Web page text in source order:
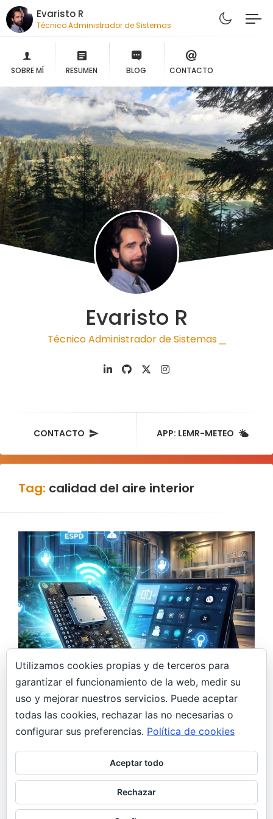
Evaristo R
Técnico Administrador de Sistemas
SOBRE MÍ RESUMEN BLOG CONTACTO
Evaristo R
Técnico Administrador de Sistemas |
CONTACTO APP: LEMR-METEO
Tag: calidad del aire interior
7 abril, 2026
Monitor de CO₂ DIY con ESP32 y Home
Assistant: controla la calidad del aire en
casa
De regalo navideño a proyecto DIY Estas
Navidades, mi hermana se pidió un monitor de
CO₂. Yo, hasta ese momento,…
Utilizamos cookies propias y de terceros para
garantizar el funcionamiento de la web, medir su
uso y mejorar nuestros servicios. Puede aceptar
todas las cookies, rechazar las no necesarias o
configurar sus preferencias. Política de cookies
Aceptar todo
Rechazar